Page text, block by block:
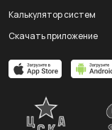
Калькулятор систем
Скачать приложение